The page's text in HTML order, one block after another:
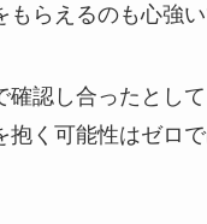
もらえるのも心強い
確認し合ったとし
抱く可能性はゼロ